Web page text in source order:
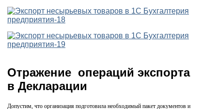
Отражение операций экспорта
в Декларации
Допустим, что организация подготовила необходимый пакет документов и